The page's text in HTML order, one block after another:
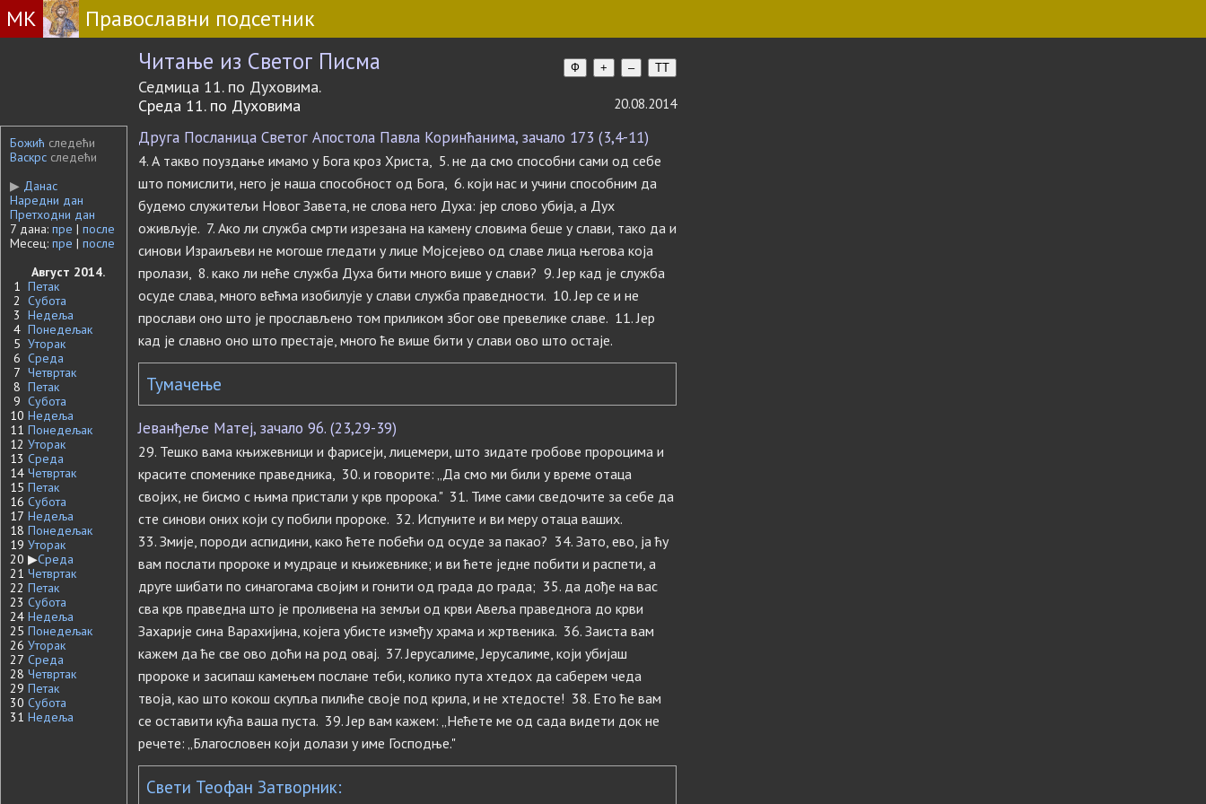
МК Православни подсетник
Читање из Светог Писма Ф + – TT
Седмица 11. по Духовима.
Среда 11. по Духовима
20.08.2014
Божић следећи
Васкрс следећи
▶ Данас
Наредни дан
Претходни дан
7 дана: пре | после
Месец: пре | после
Август 2014.
1 Петак
2 Субота
3 Недеља
4 Понедељак
5 Уторак
6 Среда
7 Четвртак
8 Петак
9 Субота
10 Недеља
11 Понедељак
12 Уторак
13 Среда
14 Четвртак
15 Петак
16 Субота
17 Недеља
18 Понедељак
19 Уторак
20 ▶Среда
21 Четвртак
22 Петак
23 Субота
24 Недеља
25 Понедељак
26 Уторак
27 Среда
28 Четвртак
29 Петак
30 Субота
31 Недеља
Друга Посланица Светог Апостола Павла Коринћанима, зачало 173 (3,4-11)
4. А такво поуздање имамо у Бога кроз Христа, 5. не да смо способни сами од себе
што помислити, него је наша способност од Бога, 6. који нас и учини способним да
будемо служитељи Новог Завета, не слова него Духа: јер слово убија, а Дух
оживљује. 7. Ако ли служба смрти изрезана на камену словима беше у слави, тако да и
синови Израиљеви не могоше гледати у лице Мојсејево од славе лица његова која
пролази, 8. како ли неће служба Духа бити много више у слави? 9. Јер кад је служба
осуде слава, много већма изобилује у слави служба праведности. 10. Јер се и не
прослави оно што је прослављено том приликом због ове превелике славе. 11. Јер
кад је славно оно што престаје, много ће више бити у слави ово што остаје.
Тумачење
Јеванђеље Матеј, зачало 96. (23,29-39)
29. Тешко вама књижевници и фарисеји, лицемери, што зидате гробове пророцима и
красите споменике праведника, 30. и говорите: „Да смо ми били у време отаца
својих, не бисмо с њима пристали у крв пророка." 31. Тиме сами сведочите за себе да
сте синови оних који су побили пророке. 32. Испуните и ви меру отаца ваших.
33. Змије, породи аспидини, како ћете побећи од осуде за пакао? 34. Зато, ево, ја ћу
вам послати пророке и мудраце и књижевнике; и ви ћете једне побити и распети, а
друге шибати по синагогама својим и гонити од града до града; 35. да дође на вас
сва крв праведна што је проливена на земљи од крви Авеља праведнога до крви
Захарије сина Варахијина, којега убисте између храма и жртвеника. 36. Заиста вам
кажем да ће све ово доћи на род овај. 37. Јерусалиме, Јерусалиме, који убијаш
пророке и засипаш камењем послане теби, колико пута хтедох да саберем чеда
твоја, као што кокош скупља пилиће своје под крила, и не хтедосте! 38. Ето ће вам
се оставити кућа ваша пуста. 39. Јер вам кажем: „Нећете ме од сада видети док не
речете: „Благословен који долази у име Господње."
Свети Теофан Затворник: